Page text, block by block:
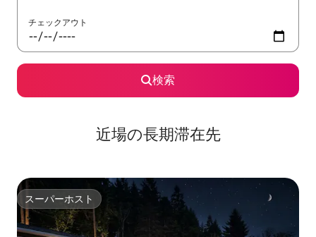
チェックアウト
検索
近場の長期滞在先
スーパーホスト
スーパーホスト